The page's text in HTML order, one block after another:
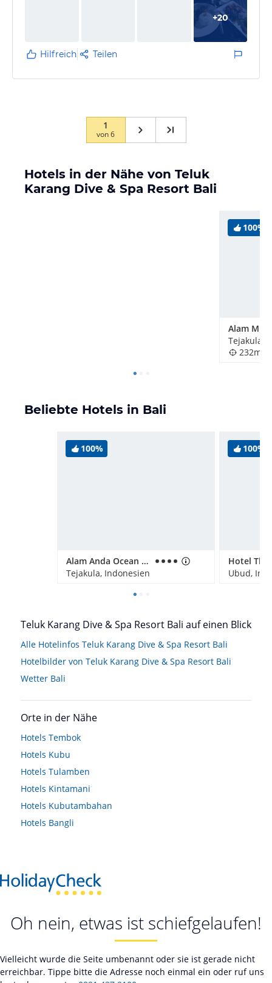
Weise enttäuscht. Die Anlage mit dem gesamten
+20
Hilfreich Teilen
1
von6
Hotels in der Nähe von Teluk
Karang Dive & Spa Resort Bali
100%
Alam
Tejakula,
232m
Beliebte Hotels in Bali
100%
Alam Anda Ocean Front Resort & Spa
Tejakula, Indonesien
100%
Ubud,
Teluk Karang Dive & Spa Resort Bali auf einen Blick
Alle Hotelinfos Teluk Karang Dive & Spa Resort Bali
Hotelbilder von Teluk Karang Dive & Spa Resort Bali
Wetter Bali
Orte in der Nähe
Hotels Tembok
Hotels Kubu
Hotels Tulamben
Hotels Kintamani
Hotels Kubutambahan
Hotels Bangli
Oh nein, etwas ist schiefgelaufen!
Vielleicht wurde die Seite umbenannt oder sie ist gerade nicht
erreichbar. Tippe bitte die Adresse noch einmal ein oder ruf uns